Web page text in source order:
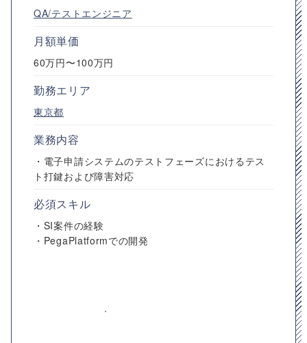
QA/テストエンジニア
月額単価
60万円〜100万円
勤務エリア
東京都
業務内容
・電子申請システムのテストフェーズにおけるテス
ト打鍵および障害対応
必須スキル
・SI案件の経験
・PegaPlatformでの開発